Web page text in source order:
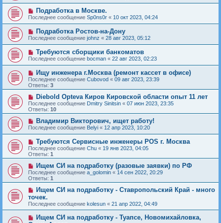
Подработка в Москве.
Последнее сообщение Sp0ns0r « 10 окт 2023, 04:24
Подработка Ростов-на-Дону
Последнее сообщение johnz « 28 авг 2023, 05:12
Требуются сборщики банкоматов
Последнее сообщение bocman « 22 авг 2023, 02:23
Ищу инженера г.Москва (ремонт кассет в офисе)
Последнее сообщение Cubovod « 09 авг 2023, 23:39
Ответы: 3
Diebold Opteva Киров Кировской области опыт 11 лет
Последнее сообщение Dmitry Sinitsin « 07 июн 2023, 23:35
Ответы: 10
Владимир Викторович, ищет работу!
Последнее сообщение Belyi « 12 апр 2023, 10:20
Требуются Сервисные инженеры POS г. Москва
Последнее сообщение Chu « 19 янв 2023, 04:05
Ответы: 1
Ищем СИ на подработку (разовые заявки) по РФ
Последнее сообщение a_golomin « 14 сен 2022, 20:29
Ответы: 1
Ищем СИ на подработку - Ставропольский Край - много
точек.
Последнее сообщение kolesun « 21 апр 2022, 04:49
Ищем СИ на подработку - Туапсе, Новомихайловка,